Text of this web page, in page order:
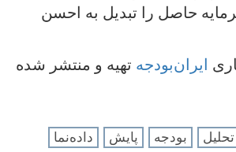
حاصل را تبدیل به احسن
ایران‌بودجه تهیه و منتشر شده
تحلیل بودجه پایش داده‌نما